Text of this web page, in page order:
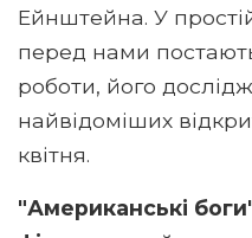
Ейнштейна. У
перед нами
роботи, його
найвідоміших
квітня.
"Американські